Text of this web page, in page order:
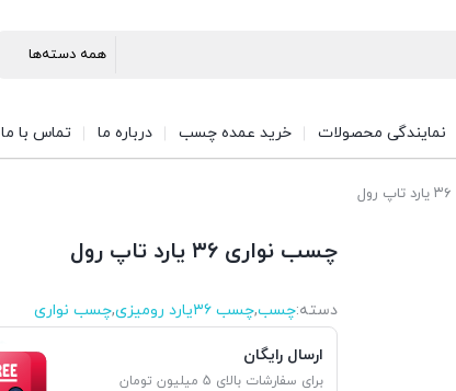
نمایندگی محصولات خرید عمده چسب درباره ما تماس با ما
چسب نواری ۳۶ یارد تاپ رول
دسته:چسب,چسب ۳۶یارد رومیزی ,چسب نواری
ارسال رایگان
برای سفارشات بالای 5 میلیون تومان